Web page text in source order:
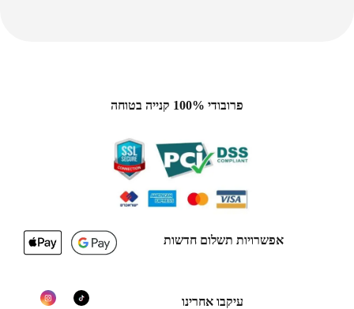
פרובודי 100% קנייה בטוחה
אפשרויות תשלום חדשות
עיקבו אחרינו